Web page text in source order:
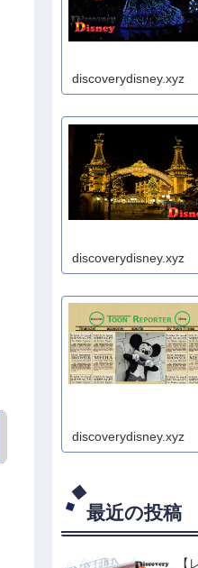
discoverydisney.xyz
discoverydisney.xyz
discoverydisney.xyz
最近の投稿